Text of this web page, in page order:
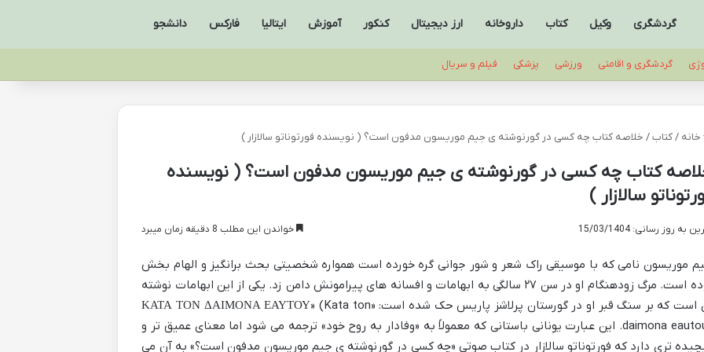
گردشگری وکیل کتاب داروخانه ارز دیجیتال کنکور آموزش ایتالیا فارکس دانشجو
گردشگری و اقامتی ورزشی پزشکی فیلم و سریال
خانه /کتاب/ خلاصه کتاب چه کسی در گورنوشته ی جیم موریسون مدفون است؟ ( نویسنده فورتوناتو سالازار )
کتاب چه کسی در گورنوشته ی جیم موریسون مدفون است؟ ( نویسنده
سالازار )
به روز رسانی: 15/03/1404 خواندن این مطلب 8 دقیقه زمان میبرد
موریسون نامی که با موسیقی راک شعر و شور جوانی گره خورده است همواره شخصیتی بحث برانگیز و الهام بخش
بوده است. مرگ زودهنگام او در سن ۲۷ سالگی به ابهامات و افسانه های پیرامونش دامن زد. یکی از این ابهامات نوشته
ای است که بر سنگ قبر او در گورستان پرلاشز پاریس حک شده است: «ΚΑΤΑ ΤΟΝ ΔΑΙΜΟΝΑ ΕΑΥΤΟΥ» (Kata ton
daimona eautou). این عبارت یونانی باستانی که معمولاً به «وفادار به روح خود» ترجمه می شود اما معنای عمیق تر و
تری دارد که فورتوناتو سالازار در کتاب صوتی «چه کسی در گورنوشته ی جیم موریسون مدفون است؟» به آن می